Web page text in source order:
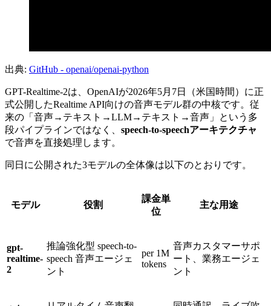
出典: GitHub - openai/openai-python
GPT-Realtime-2は、OpenAIが2026年5月7日（米国時間）に正
式公開したRealtime API向けの音声モデル群の中核です。従
来の「音声→テキスト→LLM→テキスト→音声」という多
段パイプラインではなく、 speech-to-speechアーキテクチャ
で音声を直接処理します。
同日に公開された3モデルの全体像は以下のとおりです。
モデル 役割
課金単
位
主な用途
gpt-
realtime-
2
推論強化型 speech-to-
speech 音声エージェ
ント
per 1M
tokens
音声カスタマーサポ
ート、業務エージェ
ント